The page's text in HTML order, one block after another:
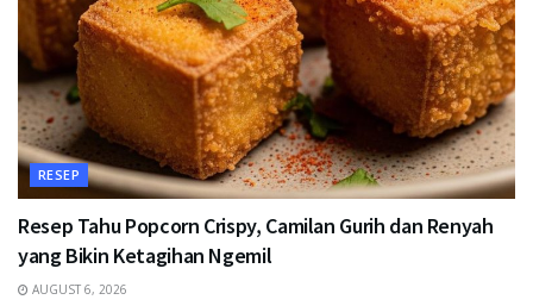
RESEP
Resep Tahu Popcorn Crispy, Camilan Gurih dan Renyah
yang Bikin Ketagihan Ngemil
AUGUST 6, 2026